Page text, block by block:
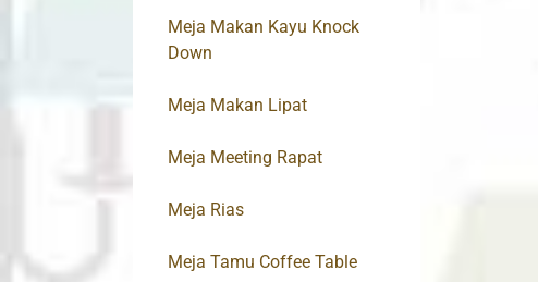
Meja Makan Kayu Knock
Down
Meja Makan Lipat
Meja Meeting Rapat
Meja Rias
Meja Tamu Coffee Table